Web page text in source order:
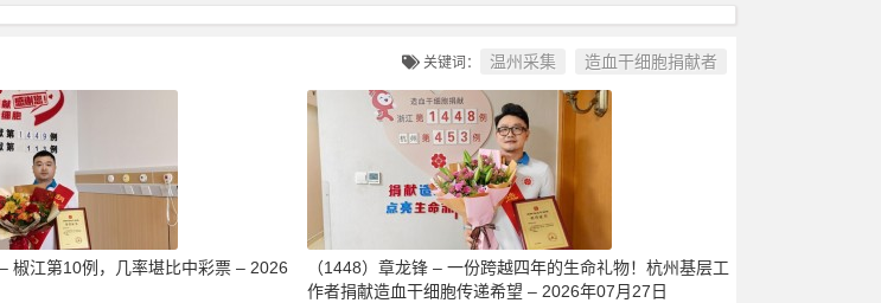
关键词： 温州采集 造血干细胞捐献者
椒江第10例，几率堪比中彩票 – 2026
（1448）章龙锋 – 一份跨越四年的生命礼物！杭州基层工
作者捐献造血干细胞传递希望 – 2026年07月27日